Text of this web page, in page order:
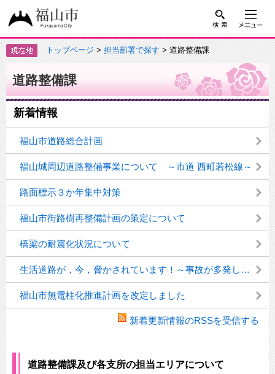
トップページ>担当部署で探す> 道路整備課
道路整備課
新着情報
福山市道路総合計画
福山城周辺道路整備事業について ～市道 西町若松線～
路面標示３か年集中対策
福山市街路樹再整備計画の策定について
橋梁の耐震化状況について
生活道路が，今，脅かされています！～事故が多発している生活道路エリアについて，重点的に交通安全対策を行っています～
福山市無電柱化推進計画を改定しました
新着更新情報のRSSを受信する
道路整備課及び各支所の担当エリアについて